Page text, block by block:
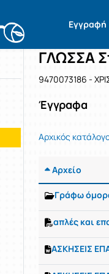
Εγγραφή
Αρχική Σελίδα
Μάθημα :
Κωδικός :
ΓΛΩΣΣΑ
9470073186 -
Έγγραφα
Αρχικός
Αρχείο
Γράφω
απλές και
ΑΣΚΗΣΕΙΣ